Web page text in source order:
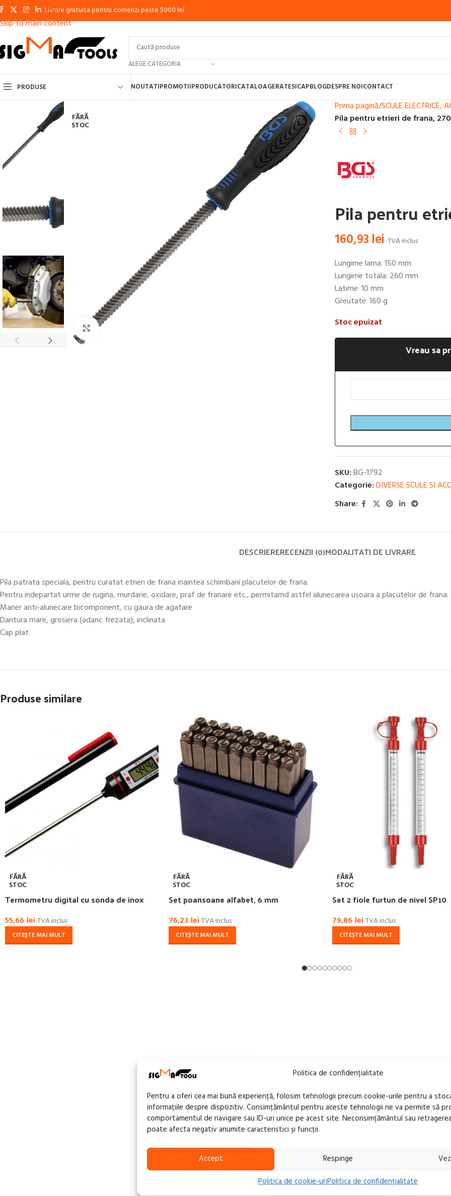
Politica de confidențialitate
Pentru a oferi cea mai bună experiență, folosim tehnologii precum cookie-urile pentru a
informațiile despre dispozitiv. Consimțământul pentru aceste tehnologii ne va permite să
comportamentul de navigare sau ID-uri unice pe acest site. Neconsimțământul sau
poate afecta negativ anumite caracteristici și funcții.
Accept Respinge
Politica de cookie-uriPolitica de confidențialitate
Skip to navigation
Skip to main content
Livrare gratuita pentru comenzi peste 5000 lei
ALEGE CATEGORIA
PRODUSE
APARATE DE SUDURA CU ELECTROD, MMA, INVERTOR APARATE DE SUDURA CU SARMA, MIG-MAG APARATE SUDURA CU BAGHETE SI ARGON,
APARATE DE SUDURA IN PUNCTE
MASTI PENTRU SUDURACONSUMABILE SUDURA
NOUTATIPROMOTIIPRODUCATORICATALOAGERATESICAPBLOGDESPRE NOICONTACT
FĂRĂ
STOC
Mărește
Prima pagină/SCULE ELECTRICE,
Pila pentru etrieri de frana,
Pila pentru
160,93 lei TVA inclus
Lungime lama: 150 mm
Lungime totala: 260 mm
Latime: 10 mm
Greutate: 160 g
Stoc epuizat
Vreau sa
SKU:BG-1792
Categorie:DIVERSE SCULE SI
Share:
DESCRIERERECENZII (0)MODALITATI DE LIVRARE
Pila patrata speciala, pentru curatat etrieri de frana inaintea schimbarii placutelor de frana.
Pentru indepartat urme de rugina, murdarie, oxidare, praf de franare etc., permitamd astfel alunecarea usoara a placutelor de frana.
Maner anti-alunecare bicomponent, cu gaura de agatare
Dantura mare, grosiera (adanc frezata), inclinata
Cap plat
Produse similare
FĂRĂ
STOC
Termometru digital cu sonda de inox
55,66 lei TVA inclus
CITEȘTE MAI MULT
FĂRĂ
STOC
Set poansoane alfabet, 6 mm
76,23 lei TVA inclus
CITEȘTE MAI MULT
FĂRĂ
STOC
Set 2 fiole furtun de nivel SP10
79,86 lei TVA inclus
CITEȘTE MAI MULT